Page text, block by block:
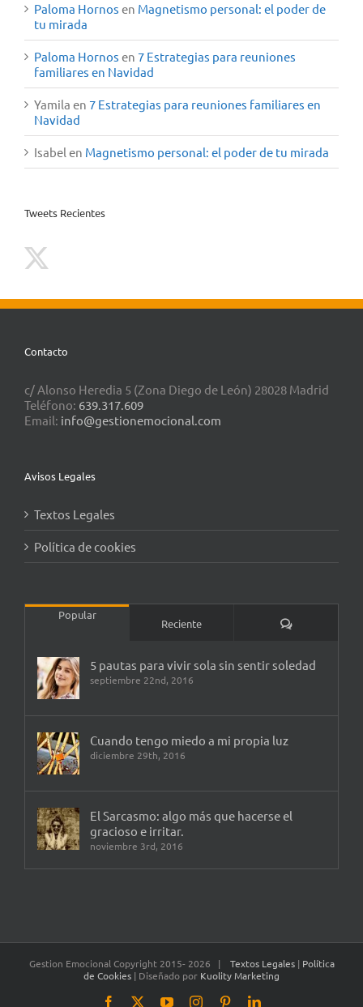
Paloma Hornos en Magnetismo personal: el poder de
tu mirada
Paloma Hornos en 7 Estrategias para reuniones
familiares en Navidad
Yamila en 7 Estrategias para reuniones familiares en
Navidad
Isabel en Magnetismo personal: el poder de tu mirada
Tweets Recientes
Contacto
c/ Alonso Heredia 5 (Zona Diego de León) 28028 Madrid
Teléfono: 639.317.609
Email: info@gestionemocional.com
Avisos Legales
Textos Legales
Política de cookies
Popular
Reciente Comentarios
5 pautas para vivir sola sin sentir soledad
septiembre 22nd, 2016
Cuando tengo miedo a mi propia luz
diciembre 29th, 2016
El Sarcasmo: algo más que hacerse el
gracioso e irritar.
noviembre 3rd, 2016
Gestion Emocional Copyright 2015- 2026 | Textos Legales | Política
de Cookies | Diseñado por Kuolity Marketing
Facebook
YouTubeInstagramPinterestLinkedIn